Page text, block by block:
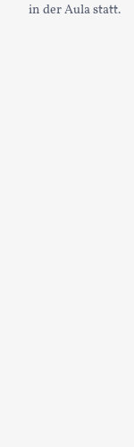
in der Aula statt.